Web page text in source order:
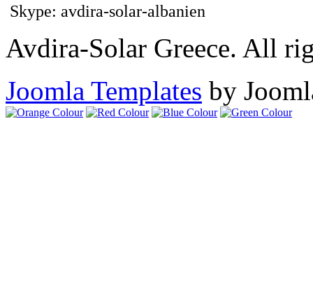
Skype: avdira-solar-albanien
Avdira-Solar Greece. All
Joomla Templates by